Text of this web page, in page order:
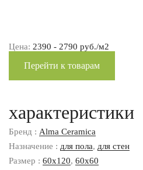
Цена: 2390 - 2790 руб./м2
Перейти к товарам
характеристики
Бренд : Alma Ceramica
Назначение : для пола, для стен
Размер : 60x120, 60x60